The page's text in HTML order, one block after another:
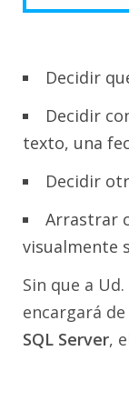
Decidir
Decidir
texto, una
Decidir
Arrastrar
visualmente
Sin que a
encargará
SQL Server,